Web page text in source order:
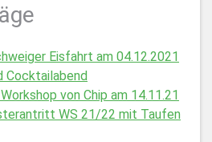
Eisfahrt am 04.12.2021
Cocktailabend
von Chip am 14.11.21
WS 21/22 mit Taufen